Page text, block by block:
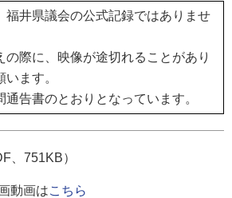
福井県議会の公式記録ではありませ
の際に、映像が途切れることがあり
います。
通告書のとおりとなっています。
、751KB）
動画はこちら